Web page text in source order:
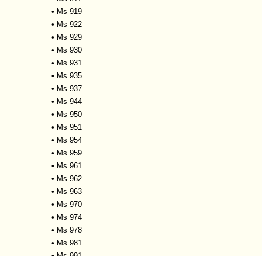
• Ms 919
• Ms 922
• Ms 929
• Ms 930
• Ms 931
• Ms 935
• Ms 937
• Ms 944
• Ms 950
• Ms 951
• Ms 954
• Ms 959
• Ms 961
• Ms 962
• Ms 963
• Ms 970
• Ms 974
• Ms 978
• Ms 981